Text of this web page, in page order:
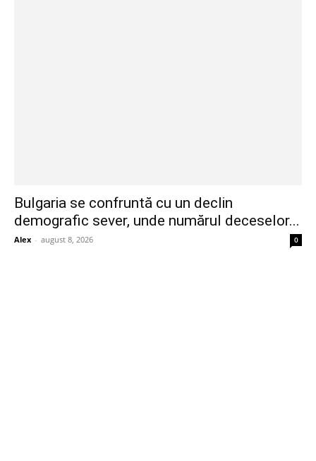
Bulgaria se confruntă cu un declin
demografic sever, unde numărul deceselor...
Alex - august 8, 2026 0